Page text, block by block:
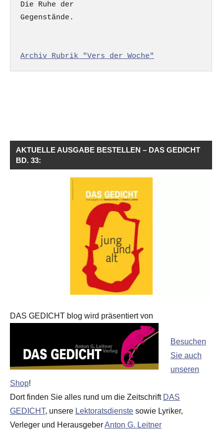
Die Ruhe der
Gegenstände.
Archiv Rubrik "Vers der Woche"
AKTUELLE AUSGABE BESTELLEN – DAS GEDICHT
BD. 33:
DAS GEDICHT blog wird präsentiert von
Besuchen
Sie auch
unseren
Shop!
Dort finden Sie alles rund um die Zeitschrift DAS
GEDICHT, unsere Lektoratsdienste sowie Lyriker,
Verleger und HerausgeberAnton G. Leitner